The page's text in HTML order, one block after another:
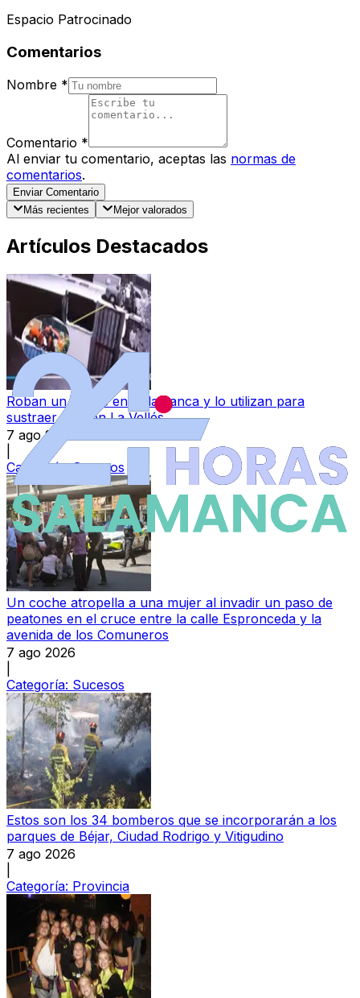
Espacio Patrocinado
Comentarios
Nombre *
Comentario *
Al enviar tu comentario, aceptas las normas de
comentarios.
Enviar Comentario
Más recientes
Mejor valorados
Artículos Destacados
Roban un coche en Salamanca y lo utilizan para
sustraer otro en La Vellés
7 ago 2026
Categoría:Sucesos
Un coche atropella a una mujer al invadir un paso de
peatones en el cruce entre la calle Espronceda y la
avenida de los Comuneros
7 ago 2026
Categoría: Sucesos
Estos son los 34 bomberos que se incorporarán a los
parques de Béjar, Ciudad Rodrigo y Vitigudino
7 ago 2026
Categoría: Provincia